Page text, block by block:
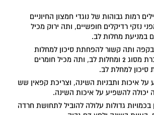
רמות גבוהות של נוגדי חמצון החיוניים
נזקי רדיקלים חופשיים, ותה ירוק מכיל
במניעת מחלות לב.
ותה קשור להפחתת סיכון למחלות
כרוניות, כולל סוכרת מסוג 2 ומחלות לב, ותה מכיל חומרים
סיכון למחלת לב.
על איכות ותבניות השינה, וצריכת קפאין שש
יכולה להשפיע על איכות השינה.
בכמויות גדולות עלולה להוביל לתחושת חרדה